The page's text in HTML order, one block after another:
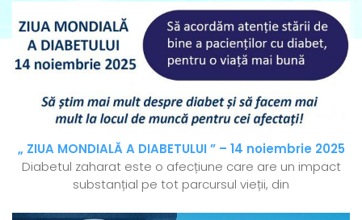
„ ZIUA MONDIALĂ A DIABETULUI ” – 14 noiembrie 2025
Diabetul zaharat este o afecțiune care are un impact
substanțial pe tot parcursul vieții, din